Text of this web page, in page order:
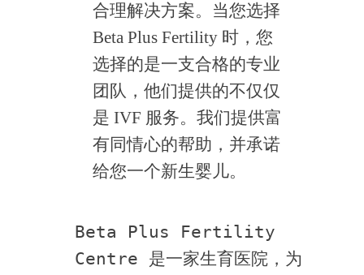
合理解决方案。当您选择
Beta Plus Fertility 时，您
选择的是一支合格的专业
团队，他们提供的不仅仅
是 IVF 服务。我们提供富
有同情心的帮助，并承诺
给您一个新生婴儿。
Beta Plus Fertility
Centre 是一家生育医院，为